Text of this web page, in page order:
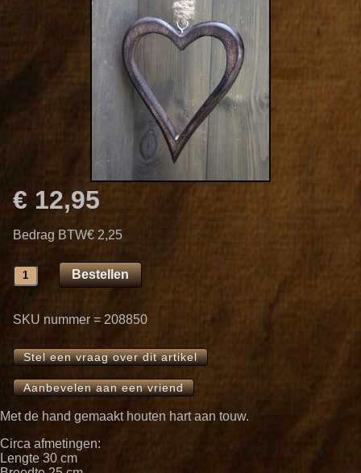
€ 12,95
Bedrag BTW€ 2,25
SKU nummer = 208850
Stel een vraag over dit artikel
Aanbevelen aan een vriend
Met de hand gemaakt houten hart aan touw.
Circa afmetingen:
Lengte 30 cm